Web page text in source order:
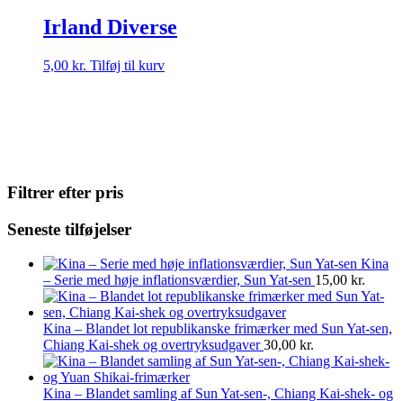
Irland Diverse
5,00 kr. Tilføj til kurv
Filtrer efter pris
Seneste tilføjelser
Kina
– Serie med høje inflationsværdier, Sun Yat-sen 15,00 kr.
Kina – Blandet lot republikanske frimærker med Sun Yat-sen,
Chiang Kai-shek og overtryksudgaver 30,00 kr.
Kina – Blandet samling af Sun Yat-sen-, Chiang Kai-shek- og